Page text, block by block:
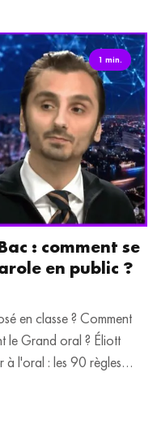
1 min.
: comment se
en public ?
en classe ? Comment
le Grand oral ? Éliott
l'oral : les 90 règles
livre ses astuces pour